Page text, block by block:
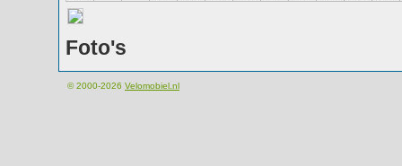
Foto's
© 2000-2026 Velomobiel.nl